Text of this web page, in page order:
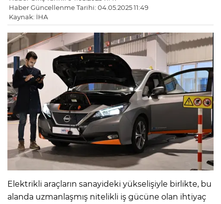
Haber Güncellenme Tarihi: 04.05.2025 11:49
Kaynak: İHA
Elektrikli araçların sanayideki yükselişiyle birlikte, bu
alanda uzmanlaşmış nitelikli iş gücüne olan ihtiyaç